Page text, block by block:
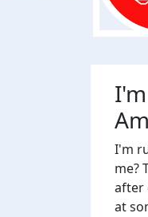
I'm
me?
after
at